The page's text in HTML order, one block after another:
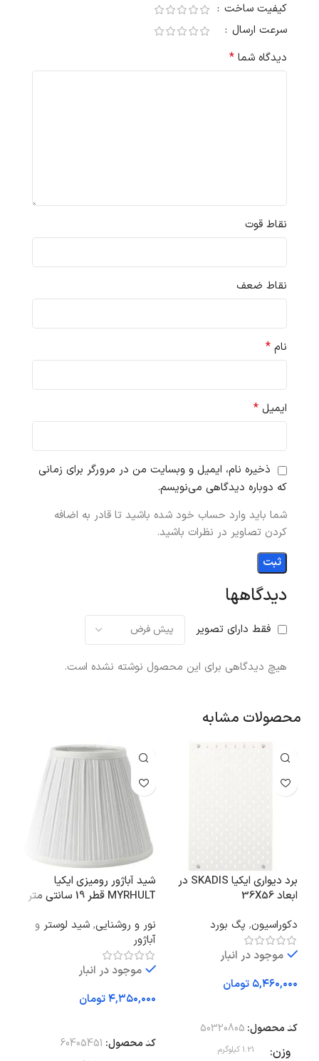
دیدگاهها
فقط دارای تصویر
هیچ دیدگاهی برای این محصول نوشته نشده است.
کیفیت ساخت
سرعت ارسال
دیدگاه شما *
نقاط قوت
نقاط ضعف
نام *
ایمیل *
ذخیره نام، ایمیل و وبسایت من در مرورگر برای زمانی
که دوباره دیدگاهی می‌نویسم.
شما باید وارد حساب خود شده باشید تا قادر به اضافه
کردن تصاویر در نظرات باشید.
محصولات مشابه
برد دیواری ایکیا SKADIS در
ابعاد 36X56
دکوراسیون, پگ بورد
موجود در انبار
تومان
کد محصول: 50320805
وزن 1.21 کیلوگرم
شید آباژور رومیزی ایکیا
MYRHULT قطر 19 سانتی متر
نور و روشنایی, شید لوستر و
آباژور
موجود در انبار
تومان
کد محصول: 60405451